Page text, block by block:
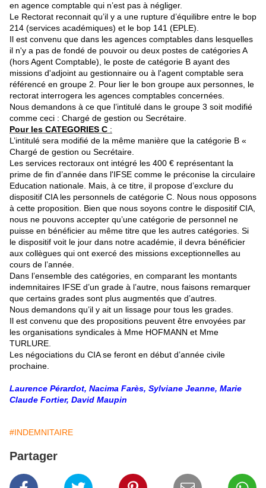
en agence comptable qui n’est pas à négliger.
Le Rectorat reconnait qu’il y a une rupture d’équilibre entre le bop
214 (services académiques) et le bop 141 (EPLE).
Il est convenu que dans les agences comptables dans lesquelles
il n'y a pas de fondé de pouvoir ou deux postes de catégories A
(hors Agent Comptable), le poste de catégorie B ayant des
missions d'adjoint au gestionnaire ou à l'agent comptable sera
référencé en groupe 2. Pour lier le bon groupe aux personnes, le
rectorat interrogera les agences comptables concernées.
Nous demandons à ce que l’intitulé dans le groupe 3 soit modifié
comme ceci : Chargé de gestion ou Secrétaire.
Pour les CATEGORIES C :
L’intitulé sera modifié de la même manière que la catégorie B «
Chargé de gestion ou Secrétaire.
Les services rectoraux ont intégré les 400 € représentant la
prime de fin d’année dans l'IFSE comme le préconise la circulaire
Education nationale. Mais, à ce titre, il propose d’exclure du
dispositif CIA les personnels de catégorie C. Nous nous opposons
à cette proposition. Bien que nous soyons contre le dispositif CIA,
nous ne pouvons accepter qu’une catégorie de personnel ne
puisse en bénéficier au même titre que les autres catégories. Si
le dispositif voit le jour dans notre académie, il devra bénéficier
aux collègues qui ont exercé des missions exceptionnelles au
cours de l’année.
Dans l’ensemble des catégories, en comparant les montants
indemnitaires IFSE d’un grade à l’autre, nous faisons remarquer
que certains grades sont plus augmentés que d’autres.
Nous demandons qu’il y ait un lissage pour tous les grades.
Il est convenu que des propositions peuvent être envoyées par
les organisations syndicales à Mme HOFMANN et Mme
TURLURE.
Les négociations du CIA se feront en début d’année civile
prochaine.
Laurence Pérardot, Nacima Farès, Sylviane Jeanne, Marie
Claude Fortier, David Maupin
#INDEMNITAIRE
Partager